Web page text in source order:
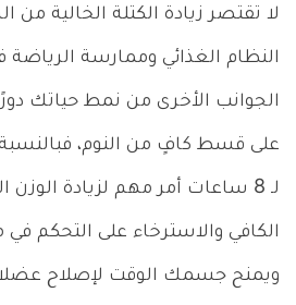
لا تقتصر زيادة الكتلة الخالية من
النظام الغذائي وممارسة
الجوانب الأخرى من نمط حياتك
على قسط كافٍ من النوم،
لـ 8 ساعات أمر مهم لزيادة
الكافي والاسترخاء على التحكم في
ويمنح جسمك الوقت لإصلاح